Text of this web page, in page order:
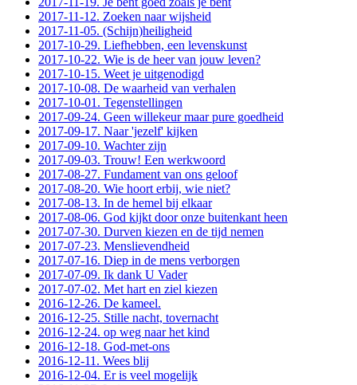
2017-11-12. Zoeken naar wijsheid
2017-11-05. (Schijn)heiligheid
2017-10-29. Liefhebben, een levenskunst
2017-10-22. Wie is de heer van jouw leven?
2017-10-15. Weet je uitgenodigd
2017-10-08. De waarheid van verhalen
2017-10-01. Tegenstellingen
2017-09-24. Geen willekeur maar pure goedheid
2017-09-17. Naar 'jezelf' kijken
2017-09-10. Wachter zijn
2017-09-03. Trouw! Een werkwoord
2017-08-27. Fundament van ons geloof
2017-08-20. Wie hoort erbij, wie niet?
2017-08-13. In de hemel bij elkaar
2017-08-06. God kijkt door onze buitenkant heen
2017-07-30. Durven kiezen en de tijd nemen
2017-07-23. Menslievendheid
2017-07-16. Diep in de mens verborgen
2017-07-09. Ik dank U Vader
2017-07-02. Met hart en ziel kiezen
2016-12-26. De kameel.
2016-12-25. Stille nacht, tovernacht
2016-12-24. op weg naar het kind
2016-12-18. God-met-ons
2016-12-11. Wees blij
2016-12-04. Er is veel mogelijk